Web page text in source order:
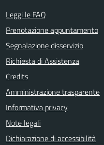
Leggi le FAQ
Prenotazione appuntamento
Segnalazione disservizio
Richiesta di Assistenza
Credits
Amministrazione trasparente
Informativa privacy
Note legali
Dichiarazione di accessibilità